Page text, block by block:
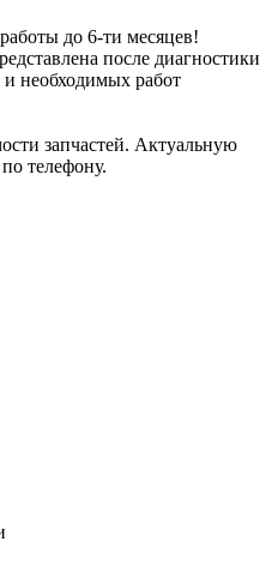
до 6-ти месяцев!
после диагностики
необходимых работ
запчастей. Актуальную
телефону.